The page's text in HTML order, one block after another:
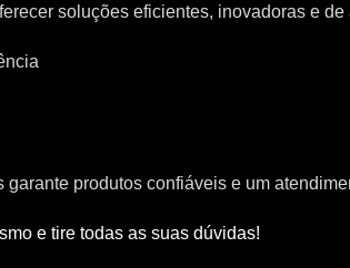
soluções eficientes, inovadoras e
garante produtos confiáveis e um
e tire todas as suas dúvidas!